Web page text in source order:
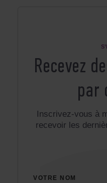
Recevez
par
Inscrivez-vous à
recevoir les
VOTRE NOM